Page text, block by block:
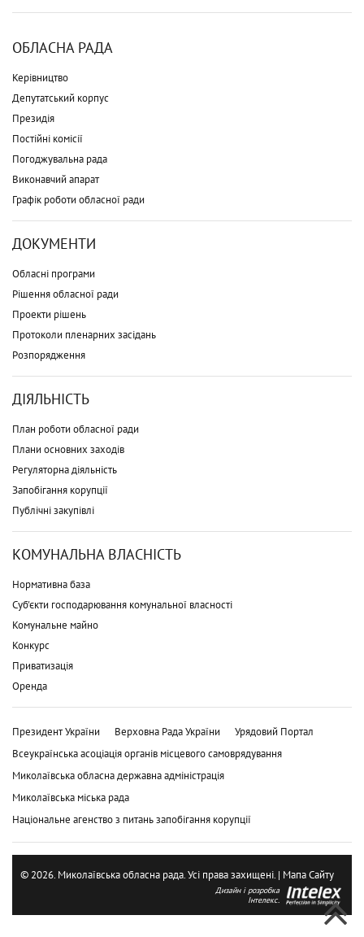
ОБЛАСНА РАДА
Керівництво
Депутатський корпус
Президія
Постійні комісії
Погоджувальна рада
Виконавчий апарат
Графік роботи обласної ради
ДОКУМЕНТИ
Обласні програми
Рішення обласної ради
Проекти рішень
Протоколи пленарних засідань
Розпорядження
ДІЯЛЬНІСТЬ
План роботи обласної ради
Плани основних заходів
Регуляторна діяльність
Запобігання корупції
Публічні закупівлі
КОМУНАЛЬНА ВЛАСНІСТЬ
Нормативна база
Суб'єкти господарювання комунальної власності
Комунальне майно
Конкурс
Приватизація
Оренда
Президент України Верховна Рада України
Урядовий Портал
Всеукраїнська асоціація органів місцевого самоврядування
Миколаївська обласна державна адміністрація
Миколаївська міська рада
Національне агенство з питань запобігання корупції
© 2026. Миколаївська обласна рада. Усі права захищені. | Мапа Сайту
Дизайн і розробка
Інтелекс.